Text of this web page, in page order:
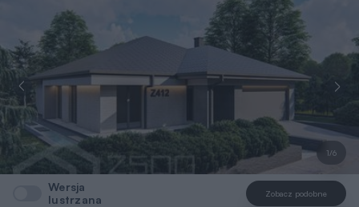
1/6
Wersja
lustrzana
Zobacz podobne